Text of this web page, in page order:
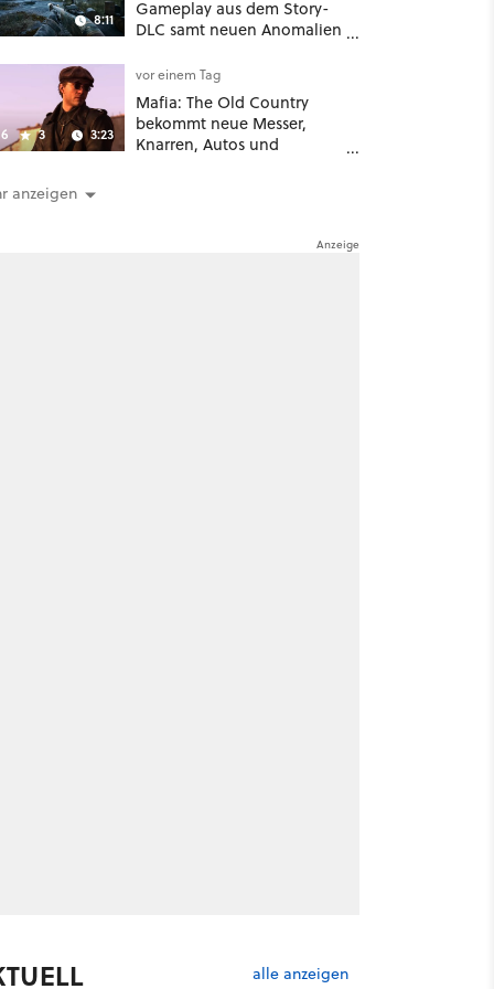
8:11
Gameplay aus dem Story-
DLC samt neuen Anomalien
3 3:23
vor einem Tag
Mafia: The Old Country
bekommt neue Messer,
Knarren, Autos und
anzeigen
alle anzeigen